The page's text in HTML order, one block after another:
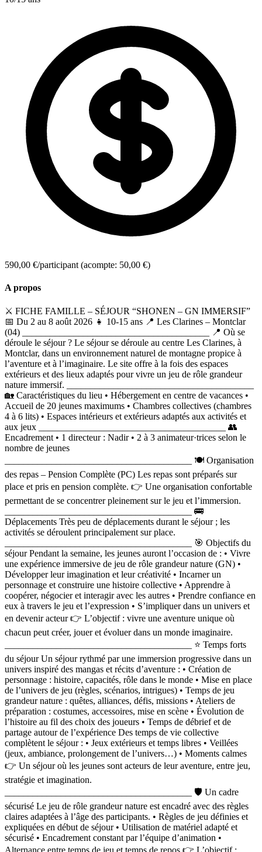
590,00 €/participant (acompte: 50,00 €)
A propos
⚔️ FICHE FAMILLE – SÉJOUR “SHONEN – GN IMMERSIF”
📅 Du 2 au 8 août 2026 👧 10-15 ans 📍 Les Clarines – Montclar
(04) ________________________________________ 📍 Où se
déroule le séjour ? Le séjour se déroule au centre Les Clarines, à
Montclar, dans un environnement naturel de montagne propice à
l’aventure et à l’imaginaire. Le site offre à la fois des espaces
extérieurs et des lieux adaptés pour vivre un jeu de rôle grandeur
nature immersif. ________________________________________
🏡 Caractéristiques du lieu • Hébergement en centre de vacances •
Accueil de 20 jeunes maximums • Chambres collectives (chambres
4 à 6 lits) • Espaces intérieurs et extérieurs adaptés aux activités et
aux jeux ________________________________________ 👥
Encadrement • 1 directeur : Nadir • 2 à 3 animateur·trices selon le
nombre de jeunes
________________________________________ 🍽 Organisation
des repas – Pension Complète (PC) Les repas sont préparés sur
place et pris en pension complète. 👉 Une organisation confortable
permettant de se concentrer pleinement sur le jeu et l’immersion.
________________________________________ 🚌
Déplacements Très peu de déplacements durant le séjour ; les
activités se déroulent principalement sur place.
________________________________________ 🎯 Objectifs du
séjour Pendant la semaine, les jeunes auront l’occasion de : • Vivre
une expérience immersive de jeu de rôle grandeur nature (GN) •
Développer leur imagination et leur créativité • Incarner un
personnage et construire une histoire collective • Apprendre à
coopérer, négocier et interagir avec les autres • Prendre confiance en
eux à travers le jeu et l’expression • S’impliquer dans un univers et
en devenir acteur 👉 L’objectif : vivre une aventure unique où
chacun peut créer, jouer et évoluer dans un monde imaginaire.
________________________________________ ⭐ Temps forts
du séjour Un séjour rythmé par une immersion progressive dans un
univers inspiré des mangas et récits d’aventure : • Création de
personnage : histoire, capacités, rôle dans le monde • Mise en place
de l’univers de jeu (règles, scénarios, intrigues) • Temps de jeu
grandeur nature : quêtes, alliances, défis, missions • Ateliers de
préparation : costumes, accessoires, mise en scène • Évolution de
l’histoire au fil des choix des joueurs • Temps de débrief et de
partage autour de l’expérience Des temps de vie collective
complètent le séjour : • Jeux extérieurs et temps libres • Veillées
(jeux, ambiance, prolongement de l’univers…) • Moments calmes
👉 Un séjour où les jeunes sont acteurs de leur aventure, entre jeu,
stratégie et imagination.
________________________________________ 🛡️ Un cadre
sécurisé Le jeu de rôle grandeur nature est encadré avec des règles
claires adaptées à l’âge des participants. • Règles de jeu définies et
expliquées en début de séjour • Utilisation de matériel adapté et
sécurisé • Encadrement constant par l’équipe d’animation •